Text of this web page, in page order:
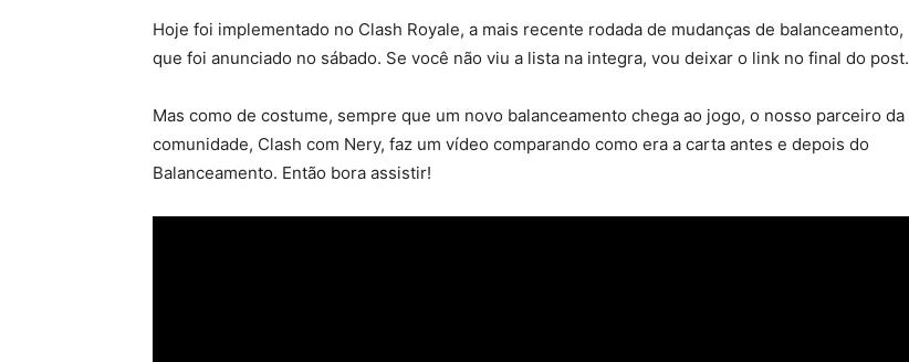
Hoje foi implementado no Clash Royale, a mais recente rodada de mudanças de balanceamento,
que foi anunciado no sábado. Se você não viu a lista na integra, vou deixar o link no final do post.
Mas como de costume, sempre que um novo balanceamento chega ao jogo, o nosso parceiro da
comunidade, Clash com Nery, faz um vídeo comparando como era a carta antes e depois do
Balanceamento. Então bora assistir!